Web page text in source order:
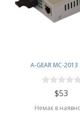
A-GEAR MC-
$53
Немає в